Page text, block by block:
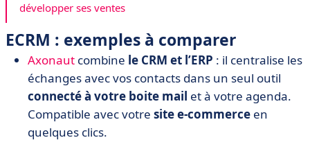
développer ses ventes
ECRM : exemples à comparer
Axonaut combine le CRM et l’ERP : il centralise les
échanges avec vos contacts dans un seul outil
connecté à votre boite mail et à votre agenda.
Compatible avec votre site e-commerce en
quelques clics.